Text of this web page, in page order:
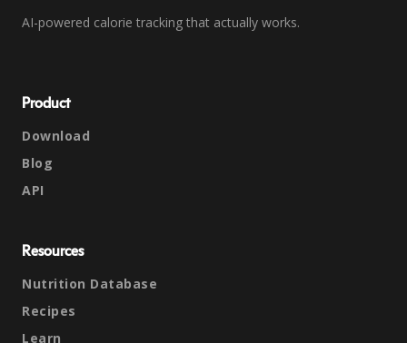
AI-powered calorie tracking that actually works.
Product
Download
Blog
API
Resources
Nutrition Database
Recipes
Learn